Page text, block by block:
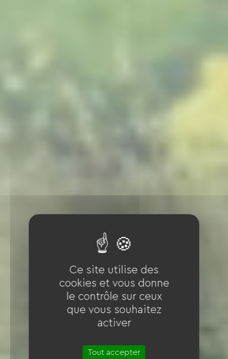
Ce site utilise des
cookies et vous donne
le contrôle sur ceux
que vous souhaitez
activer
Tout accepter